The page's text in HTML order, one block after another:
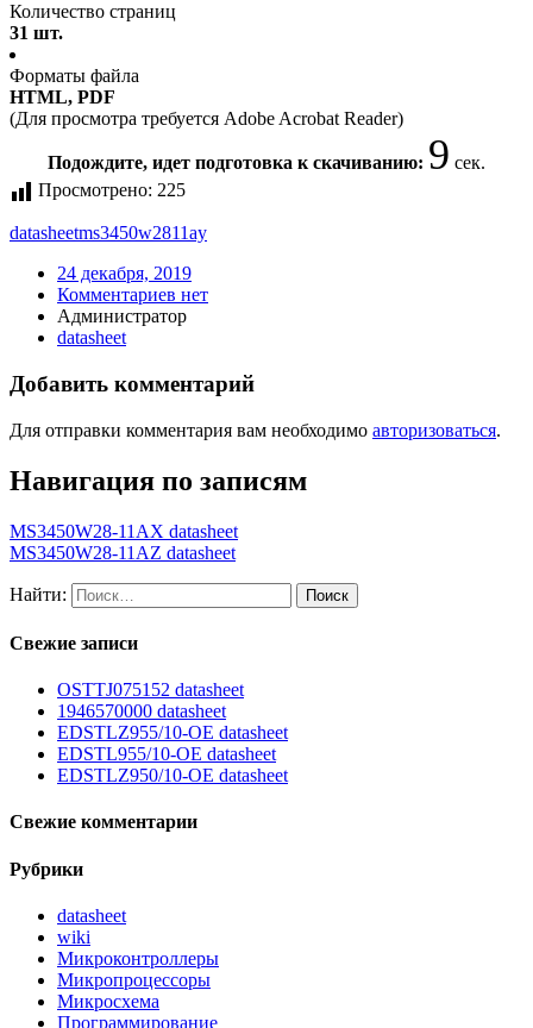
Количество страниц
31 шт.
Форматы файла
HTML, PDF
(Для просмотра требуется Adobe Acrobat Reader)
Подождите, идет подготовка к скачиванию: 8 сек.
Просмотрено: 225
datasheetms3450w2811ay
24 декабря, 2019
Комментариев нет
Администратор
datasheet
Добавить комментарий
Для отправки комментария вам необходимо авторизоваться.
Навигация по записям
MS3450W28-11AX datasheet
MS3450W28-11AZ datasheet
Найти:
Свежие записи
OSTTJ075152 datasheet
1946570000 datasheet
EDSTLZ955/10-OE datasheet
EDSTL955/10-OE datasheet
EDSTLZ950/10-OE datasheet
Свежие комментарии
Рубрики
datasheet
wiki
Микроконтроллеры
Микропроцессоры
Микросхема
Программирование